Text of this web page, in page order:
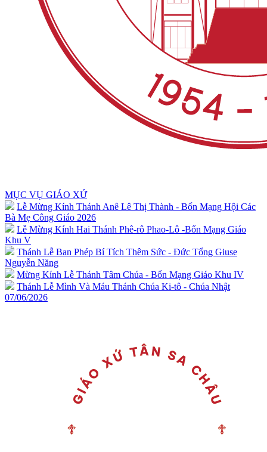
MỤC VỤ GIÁO XỨ
Lễ Mừng Kính Thánh Anê Lê Thị Thành - Bổn Mạng Hội Các
Bà Mẹ Công Giáo 2026
Lễ Mừng Kính Hai Thánh Phê-rô Phao-Lô -Bổn Mạng Giáo
Khu V
Thánh Lễ Ban Phép Bí Tích Thêm Sức - Đức Tổng Giuse
Nguyễn Năng
Mừng Kính Lễ Thánh Tâm Chúa - Bổn Mạng Giáo Khu IV
Thánh Lễ Mình Và Máu Thánh Chúa Ki-tô - Chúa Nhật
07/06/2026